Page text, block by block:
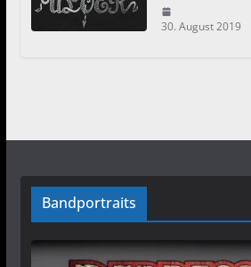
30. August 2019
Bandportraits